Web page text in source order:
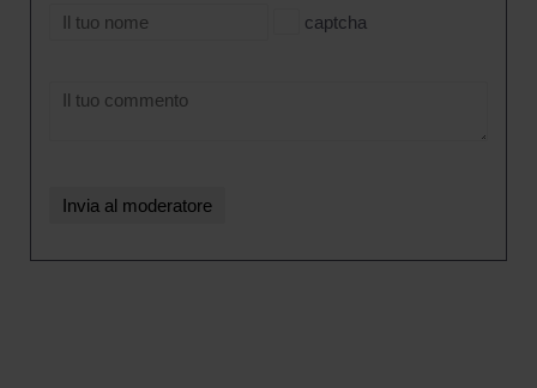
captcha